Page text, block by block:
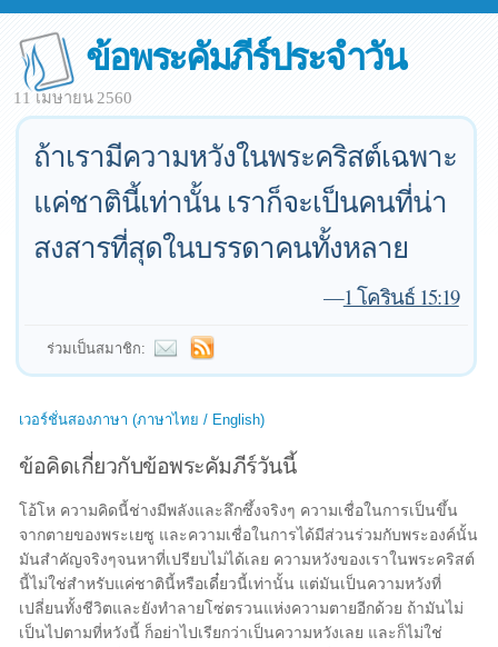
ข้อพระคัมภีร์ประจำวัน
11 เมษายน 2560
ถ้าเรามีความหวังในพระคริสต์เฉพาะ
แค่ชาตินี้เท่านั้น เราก็จะเป็นคนที่น่า
สงสารที่สุดในบรรดาคนทั้งหลาย
—1 โครินธ์ 15:19
ร่วมเป็นสมาชิก:
เวอร์ชั่นสองภาษา (ภาษาไทย / English)
ข้อคิดเกี่ยวกับข้อพระคัมภีร์วันนี้
โอ้โห ความคิดนี้ช่างมีพลังและลึกซึ้งจริงๆ ความเชื่อในการเป็นขึ้น
จากตายของพระเยซู และความเชื่อในการได้มีส่วนร่วมกับพระองค์นั้น
มันสำคัญจริงๆจนหาที่เปรียบไม่ได้เลย ความหวังของเราในพระคริสต์
นี้ไม่ใช่สำหรับแค่ชาตินี้หรือเดี๋ยวนี้เท่านั้น แต่มันเป็นความหวังที่
เปลี่ยนทั้งชีวิตและยังทำลายโซ่ตรวนแห่งความตายอีกด้วย ถ้ามันไม่
เป็นไปตามที่หวังนี้ ก็อย่าไปเรียกว่าเป็นความหวังเลย และก็ไม่ใช่